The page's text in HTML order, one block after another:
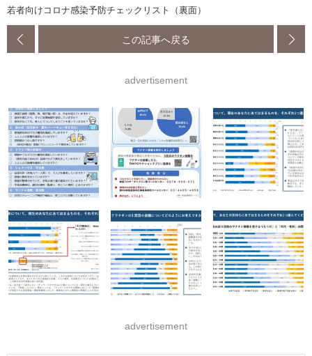
若者向けコロナ感染予防チェックリスト（裏面）
この記事へ戻る
advertisement
advertisement